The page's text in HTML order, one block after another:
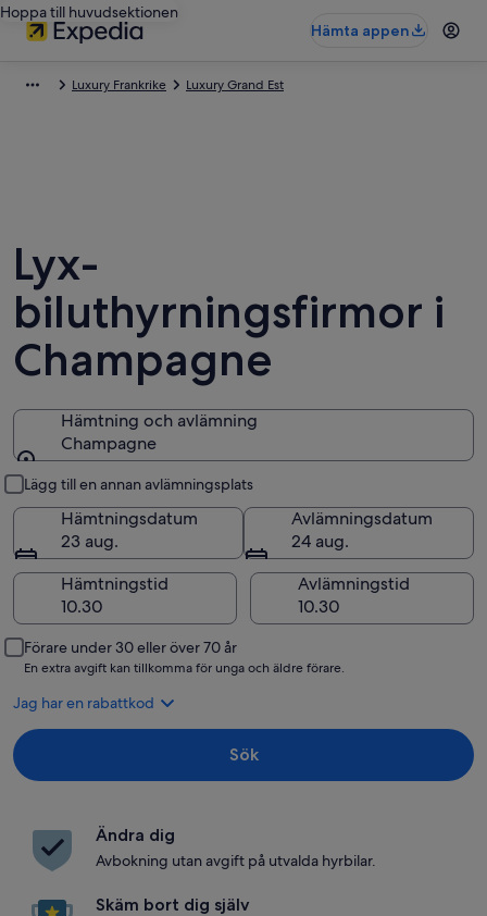
Hoppa till huvudsektionen
Hämta appen
Luxury Frankrike Luxury Grand Est
Lyx-
biluthyrningsfirmor i
Champagne
Hämtning och avlämning
Champagne
Lägg till en annan avlämningsplats
Hämtningsdatum
23 aug.
Avlämningsdatum
24 aug.
Hämtningstid
Avlämningstid
Förare under 30 eller över 70 år
En extra avgift kan tillkomma för unga och äldre förare.
Jag har en rabattkod
Sök
Ändra dig
Avbokning utan avgift på utvalda hyrbilar.
Skäm bort dig själv